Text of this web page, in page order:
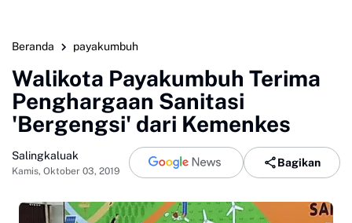
Beranda payakumbuh
Walikota Payakumbuh Terima
Penghargaan Sanitasi
'Bergengsi' dari Kemenkes
Salingkaluak
Kamis, Oktober 03, 2019
Bagikan